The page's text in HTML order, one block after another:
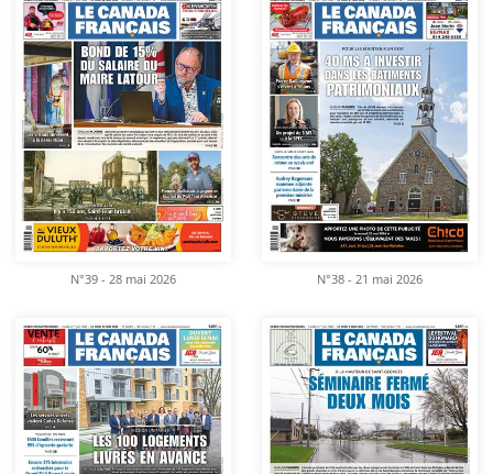
N°39 - 28 mai 2026 N°38 - 21 mai 2026